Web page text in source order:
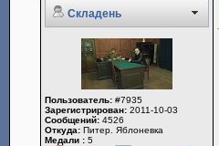
Складень
Пользователь: #7935
Зарегистрирован: 2011-10-03
Сообщений: 4526
Откуда: Питер. Яблоневка
Медали : 5